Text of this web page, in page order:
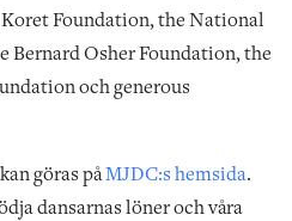
Foundation, the National
Bernard Osher Foundation, the
och generous
göras påMJDC:s hemsida.
dansarnas löner och våra